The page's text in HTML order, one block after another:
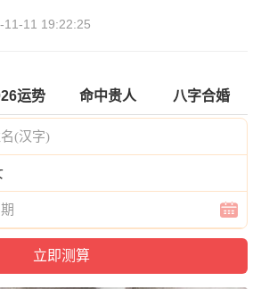
11-11 19:22:25
运势 命中贵人 八字合婚